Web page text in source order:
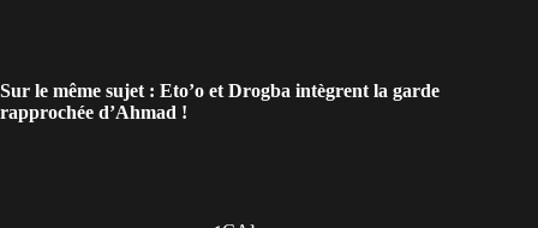
Sur le même sujet : Eto’o et Drogba intègrent la garde
rapprochée d’Ahmad !